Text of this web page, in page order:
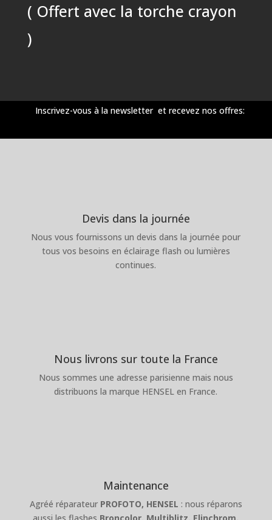
( Offert avec la torche crayon
)
Inscrivez-vous à la newsletter et recevez nos offres:
Devis dans la journée
Nous vous fournissons un devis dans la journée pour
tous vos besoins en éclairage flash ou lumières
continues.
Nous livrons sur toute la France
Nous sommes une adresse parisienne mais nous
distribuons la marque HENSEL en France.
Maintenance
Agréé réparateur PROFOTO, HENSEL : nous réparons